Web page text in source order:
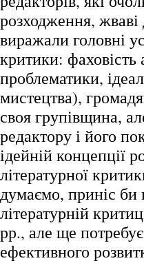
розходження, жваві
виражали головні
критики:
проблематики,
мистецтва),
своя групівщина,
редактору і його
ідейній концепції
літературної
думаємо, приніс би
літературній
рр., але ще
ефективного